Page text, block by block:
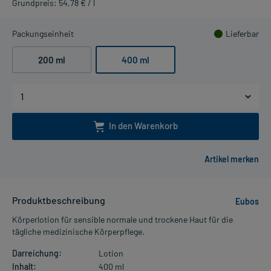
Grundpreis: 54,78 € / l
Packungseinheit Lieferbar
200 ml 400 ml
In den Warenkorb
Produktbeschreibung
Eubos
Körperlotion für sensible normale und trockene Haut für die
tägliche medizinische Körperpflege.
Darreichung:
Lotion
Inhalt:
400 ml